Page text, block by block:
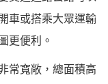
車或搭乘大眾運輸
更便利。
常寬敞，總面積高